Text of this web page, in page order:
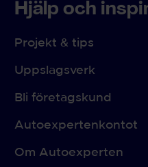
Hjälp och
Projekt & tips
Uppslagsverk
Bli företagskund
Autoexpertenkontot
Om Autoexperten